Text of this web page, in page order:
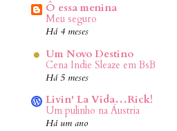
Ô essa menina
Meu seguro
Há 4 meses
Um Novo Destino
Cena Indie Sleaze em BsB
Há 5 meses
Livin' La Vida…Rick!
Um pulinho na Áustria
Há um ano